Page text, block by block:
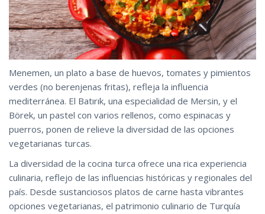
Menemen, un plato a base de huevos, tomates y pimientos
verdes (no berenjenas fritas), refleja la influencia
mediterránea. El Batırık, una especialidad de Mersin, y el
Börek, un pastel con varios rellenos, como espinacas y
puerros, ponen de relieve la diversidad de las opciones
vegetarianas turcas.
La diversidad de la cocina turca ofrece una rica experiencia
culinaria, reflejo de las influencias históricas y regionales del
país. Desde sustanciosos platos de carne hasta vibrantes
opciones vegetarianas, el patrimonio culinario de Turquía